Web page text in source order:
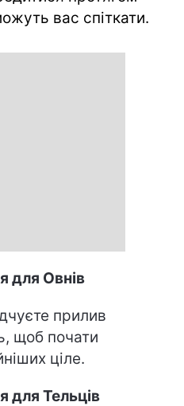
вас спіткати.
для Овнів
прилив
щоб почати
ціле.
для Тельців